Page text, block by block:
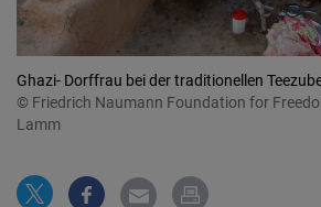
Ghazi- Dorffrau bei der traditionellen
© Friedrich Naumann Foundation for
Lamm
Youtube
Embed
Google